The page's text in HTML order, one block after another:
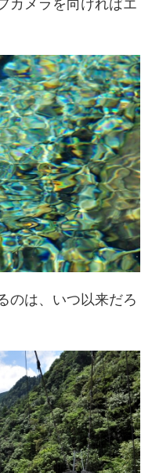
のは、いつ以来だろ